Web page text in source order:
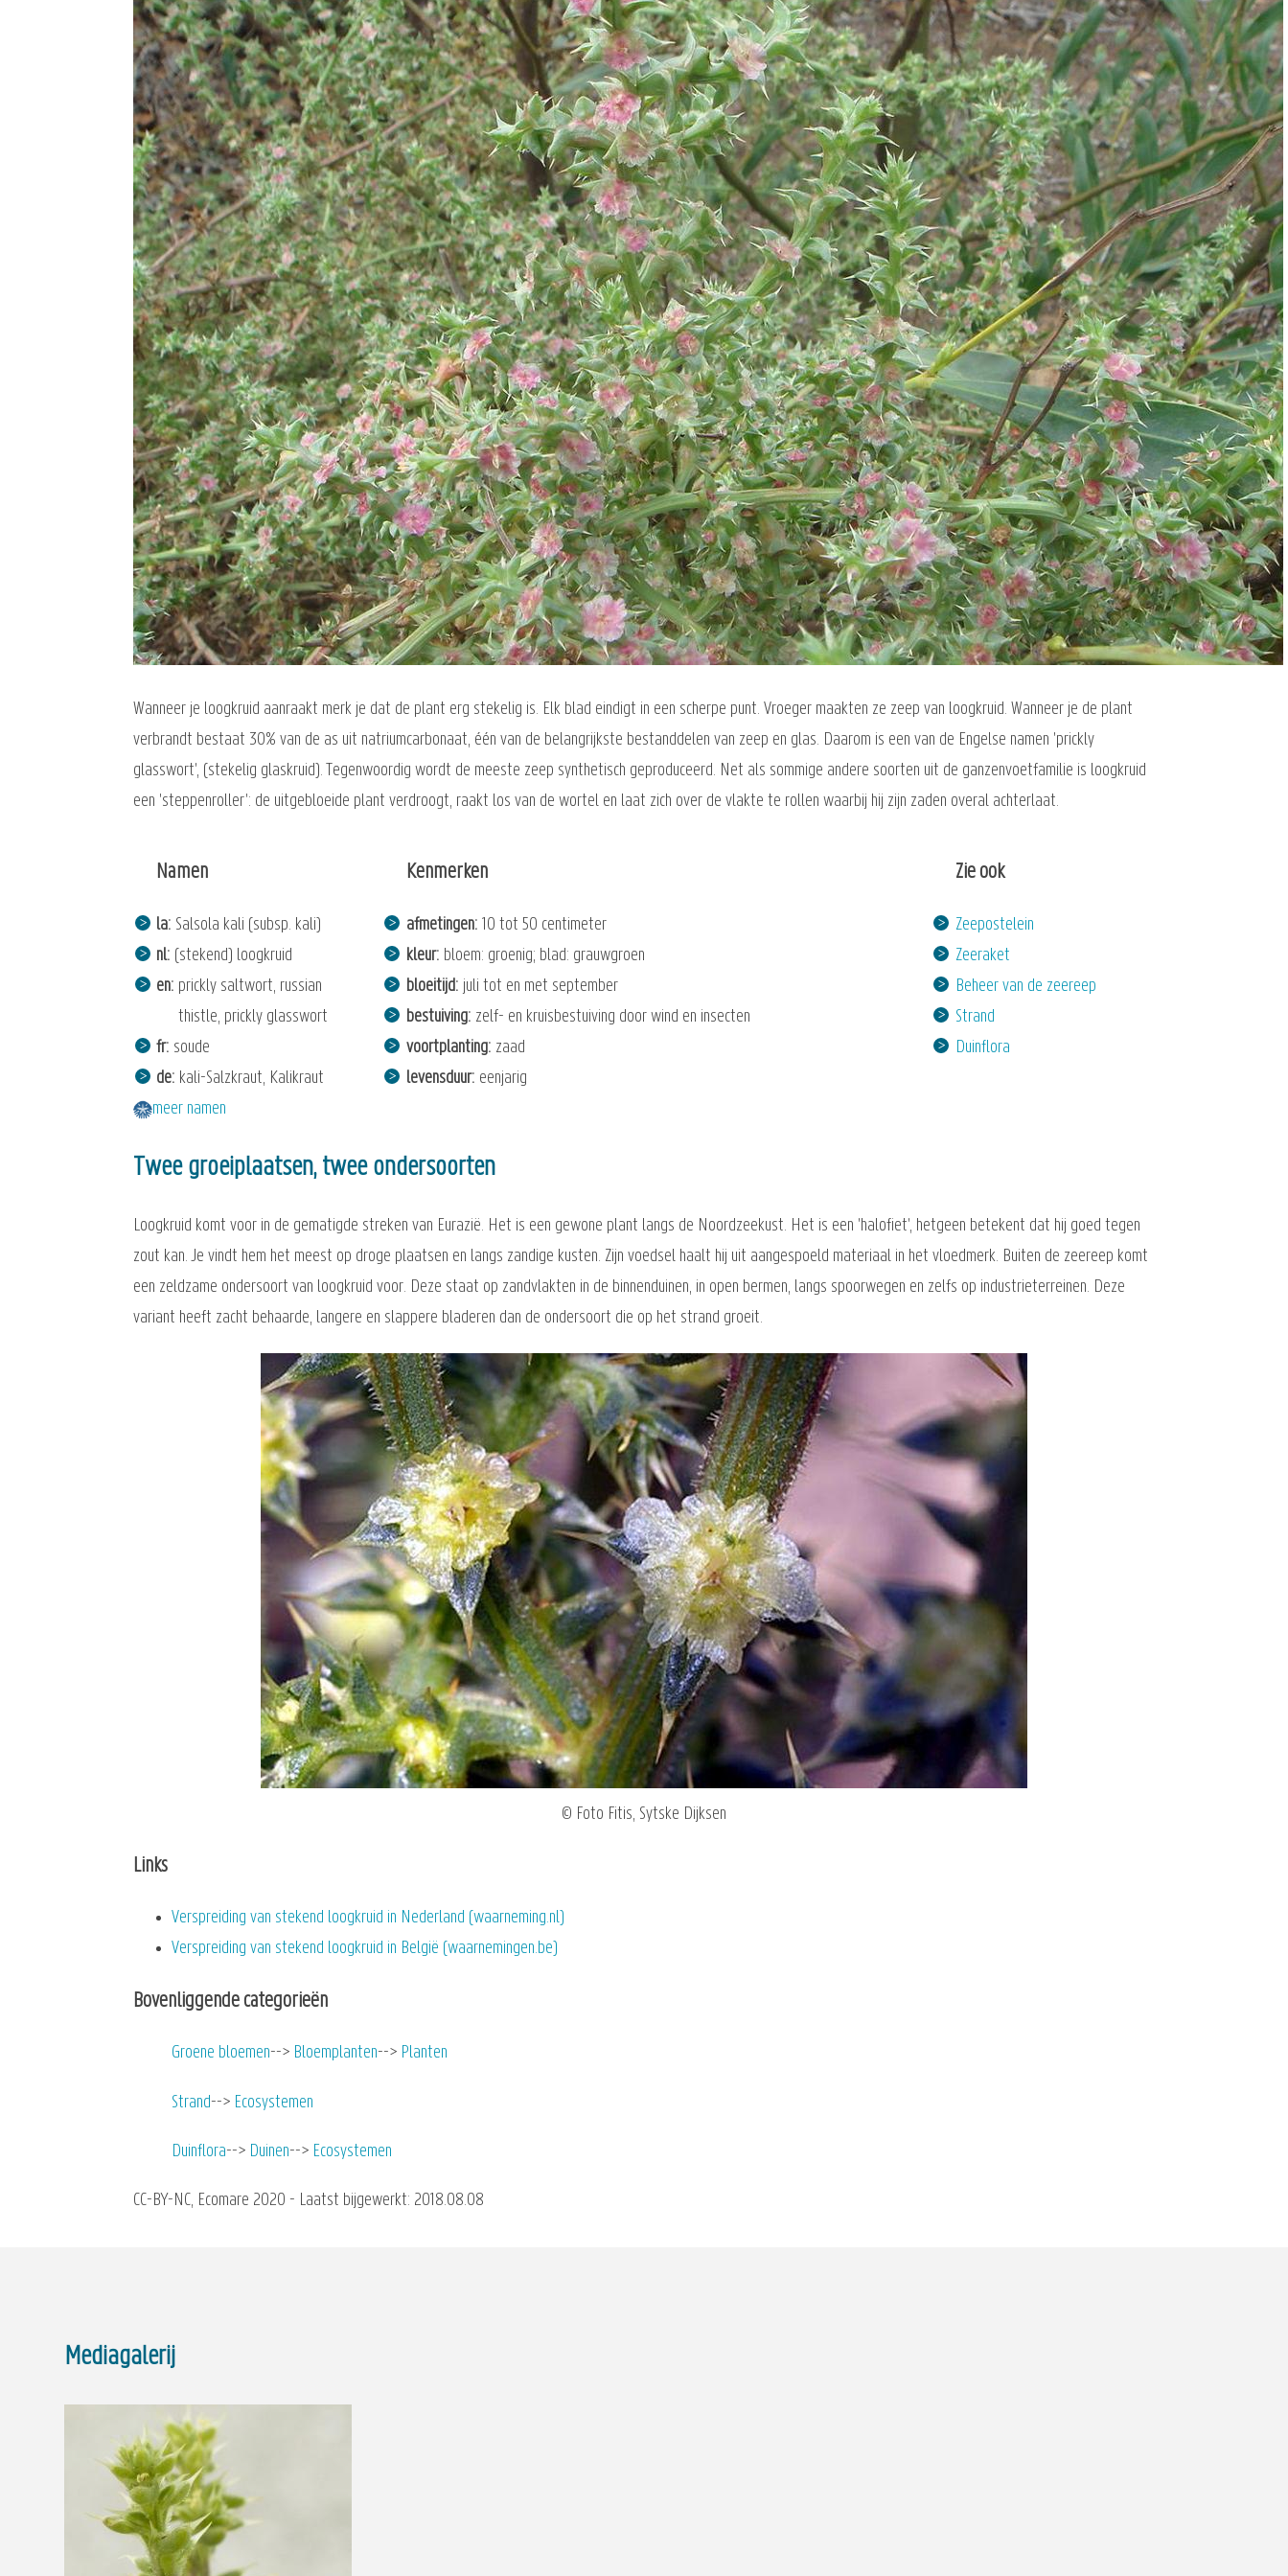
Wanneer je loogkruid aanraakt merk je dat de plant erg stekelig is. Elk blad eindigt in een scherpe punt. Vroeger maakten ze zeep van loogkruid. Wanneer je de plant
verbrandt bestaat 30% van de as uit natriumcarbonaat, één van de belangrijkste bestanddelen van zeep en glas. Daarom is een van de Engelse namen 'prickly
glasswort', (stekelig glaskruid). Tegenwoordig wordt de meeste zeep synthetisch geproduceerd. Net als sommige andere soorten uit de ganzenvoetfamilie is loogkruid
een 'steppenroller': de uitgebloeide plant verdroogt, raakt los van de wortel en laat zich over de vlakte te rollen waarbij hij zijn zaden overal achterlaat.
Namen
la Salsola kali (subsp. kali)
nl (stekend) loogkruid
en prickly saltwort, russian
thistle, prickly glasswort
fr soude
de kali-Salzkraut, Kalikraut
meer namen
Kenmerken
afmetingen 10 tot 50 centimeter
kleur bloem: groenig; blad: grauwgroen
bloeitijd juli tot en met september
bestuiving zelf- en kruisbestuiving door wind en insecten
voortplanting zaad
levensduur eenjarig
Zie ook
Zeepostelein
Zeeraket
Beheer van de zeereep
Strand
Duinflora
Twee groeiplaatsen, twee ondersoorten
Loogkruid komt voor in de gematigde streken van Eurazië. Het is een gewone plant langs de Noordzeekust. Het is een 'halofiet', hetgeen betekent dat hij goed tegen
zout kan. Je vindt hem het meest op droge plaatsen en langs zandige kusten. Zijn voedsel haalt hij uit aangespoeld materiaal in het vloedmerk. Buiten de zeereep komt
een zeldzame ondersoort van loogkruid voor. Deze staat op zandvlakten in de binnenduinen, in open bermen, langs spoorwegen en zelfs op industrieterreinen. Deze
variant heeft zacht behaarde, langere en slappere bladeren dan de ondersoort die op het strand groeit.
© Foto Fitis, Sytske Dijksen
Links
Verspreiding van stekend loogkruid in Nederland (waarneming.nl)
Verspreiding van stekend loogkruid in België (waarnemingen.be)
Bovenliggende categorieën
Groene bloemen Bloemplanten Planten
Strand Ecosystemen
Duinflora Duinen Ecosystemen
CC-BY-NC, Ecomare 2020 - Laatst bijgewerkt: 2018.08.08
Mediagalerij